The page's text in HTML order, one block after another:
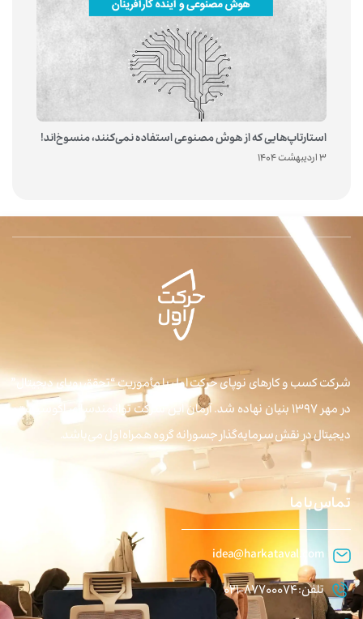
استارتاپ‌هایی که از هوش مصنوعی استفاده نمی‌کنند، منسوخ‌اند!
3 اردیبهشت 1404
شرکت کسب و کارهای نوپای حرکت اول با مأموریت “تحقق رویای دیجیتال”
در مهر ۱۳۹۷ بنیان نهاده شد. آرمان این شرکت توانمندسازی اکوسیستم
دیجیتال در نقش سرمایه‌گذار جسورانه گروه همراه اول می‌باشد.
تماس با ما
idea@harkataval.com
تلفن: 87700074-021